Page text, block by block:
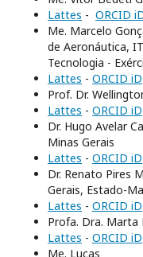
Lattes - ORCID
Me. Marcelo
de Aeronáutica,
Tecnologia -
Lattes - ORCID iD
Prof. Dr.
Lattes - ORCID iD
Dr. Hugo Avelar
Minas Gerais
Lattes - ORCID iD
Dr. Renato Pires
Gerais, Estado-
Lattes - ORCID iD
Profa. Dra. Marta
Lattes - ORCID iD
Me. Lucas